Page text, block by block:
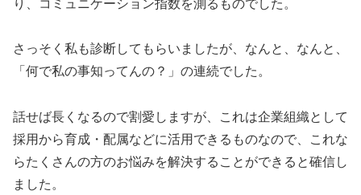
り、コミュニケーション指数を測るものでした。
さっそく私も診断してもらいましたが、なんと、なんと、
「何で私の事知ってんの？」の連続でした。
話せば長くなるので割愛しますが、これは企業組織として
採用から育成・配属などに活用できるものなので、これな
らたくさんの方のお悩みを解決することができると確信し
ました。